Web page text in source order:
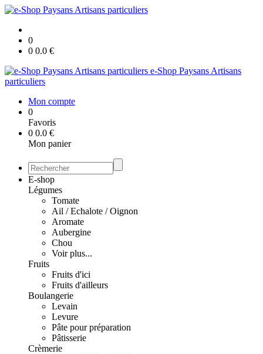
0
0 0.0 €
e-Shop Paysans Artisans
particuliers
Mon compte
0
Favoris
0 0.0 €
Mon panier
E-shop
Légumes
Tomate
Ail / Echalote / Oignon
Aromate
Aubergine
Chou
Voir plus...
Fruits
Fruits d'ici
Fruits d'ailleurs
Boulangerie
Levain
Levure
Pâte pour préparation
Pâtisserie
Crèmerie